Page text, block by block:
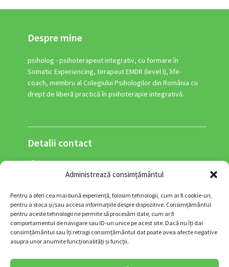
Administrează consimțământul
Pentru a oferi cea mai bună experiență, folosim tehnologii, cum ar fi cookie-uri,
pentru a stoca și/sau accesa informațiile despre dispozitive. Consimțământul
pentru aceste tehnologii ne permite să procesăm date, cum ar fi
comportamentul de navigare sau ID-uri unice pe acest site. Dacă nu îți dai
consimțământul sau îți retragi consimțământul dat poate avea afecte negative
asupra unor anumite funcționalități și funcții.
Despre mine
psiholog - psihoterapeut integrativ, cu formare în
Somatic Experiencing, terapeut EMDR (level I), life-
coach, membru al Colegiului Psihologilor din România cu
drept de liberă practică în psihoterapie integrativă.
Detalii contact
București, 010303, RO (zona Piața Romană)
contact@psihoterapiasinelui.ro
Urmărește-mă și pe: